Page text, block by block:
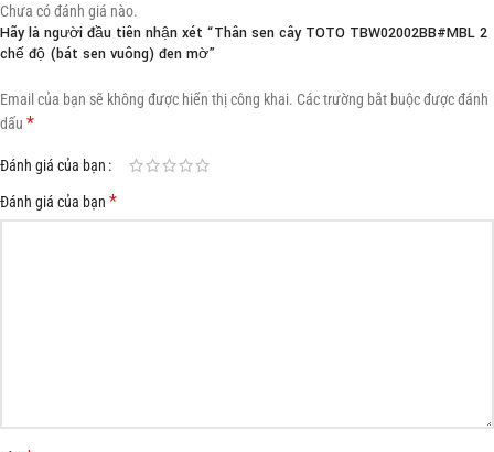
Chưa có đánh giá nào.
Hãy là người đầu tiên nhận xét “Thân sen cây TOTO TBW02002BB#MBL 2
chế độ (bát sen vuông) đen mờ”
Email của bạn sẽ không được hiển thị công khai. Các trường bắt buộc được đánh
dấu *
Đánh giá của bạn
Đánh giá của bạn *